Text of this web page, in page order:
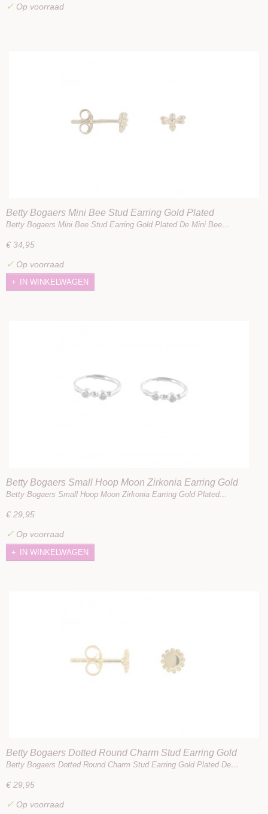
✓ Op voorraad
Betty Bogaers Mini Bee Stud Earring Gold Plated
Betty Bogaers Mini Bee Stud Earring Gold Plated De Mini Bee…
€ 34,95
✓ Op voorraad
IN WINKELWAGEN
Betty Bogaers Small Hoop Moon Zirkonia Earring Gold
Plated
Betty Bogaers Small Hoop Moon Zirkonia Earring Gold Plated…
€ 29,95
✓ Op voorraad
IN WINKELWAGEN
Betty Bogaers Dotted Round Charm Stud Earring Gold
Plated
Betty Bogaers Dotted Round Charm Stud Earring Gold Plated De…
€ 29,95
✓ Op voorraad